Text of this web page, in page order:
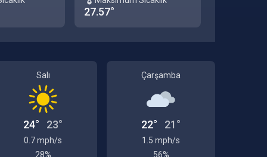
27.57°
Salı
24° 23°
0.7 mph/s
28%
Çarşamba
22° 21°
1.5 mph/s
56%